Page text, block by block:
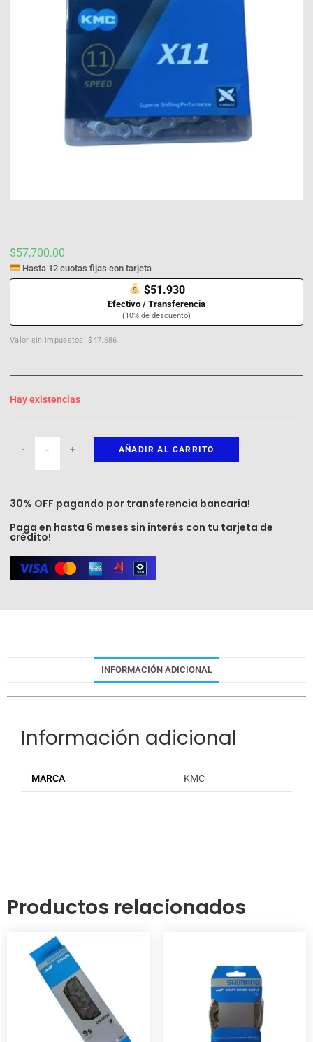
$57,700.00
Hasta 12 cuotas fijas con tarjeta
$51.930
Efectivo / Transferencia
(10% de descuento)
Valor sin impuestos: $47.686
Hay existencias
- + AÑADIR AL CARRITO
30% OFF pagando por transferencia bancaria!
Paga en hasta 6 meses sin interés con tu tarjeta de
crédito!
INFORMACIÓN ADICIONAL
Información adicional
MARCA KMC
Productos relacionados